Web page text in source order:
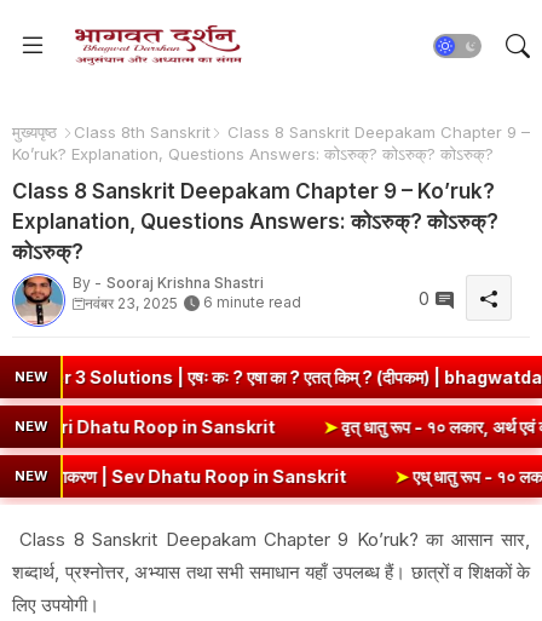
मुख्यपृष्ठ Class 8th Sanskrit
Class 8 Sanskrit Deepakam Chapter 9 –
Ko’ruk? Explanation, Questions Answers: कोऽरुक्? कोऽरुक्? कोऽरुक्?
Class 8 Sanskrit Deepakam Chapter 9 – Ko’ruk?
Explanation, Questions Answers: कोऽरुक्? कोऽरुक्?
कोऽरुक्?
By - Sooraj Krishna Shastri
नवंबर 23, 2025
6 minute read 0
NEW
| एषः कः ? एषा का ? एतत् किम् ? (दीपकम) | bhagwatdarshan.com
NEW
लकार, अर्थ एवं व्याकरण | Kri Dhatu Roop in Sanskrit ➤वृत् धातु रूप
NEW
| Sev Dhatu Roop in Sanskrit ➤एध् धातु रूप - १० लकार, अर्थ एवं
Class 8 Sanskrit Deepakam Chapter 9 Ko’ruk? का आसान सार,
शब्दार्थ, प्रश्नोत्तर, अभ्यास तथा सभी समाधान यहाँ उपलब्ध हैं। छात्रों व शिक्षकों के
लिए उपयोगी।